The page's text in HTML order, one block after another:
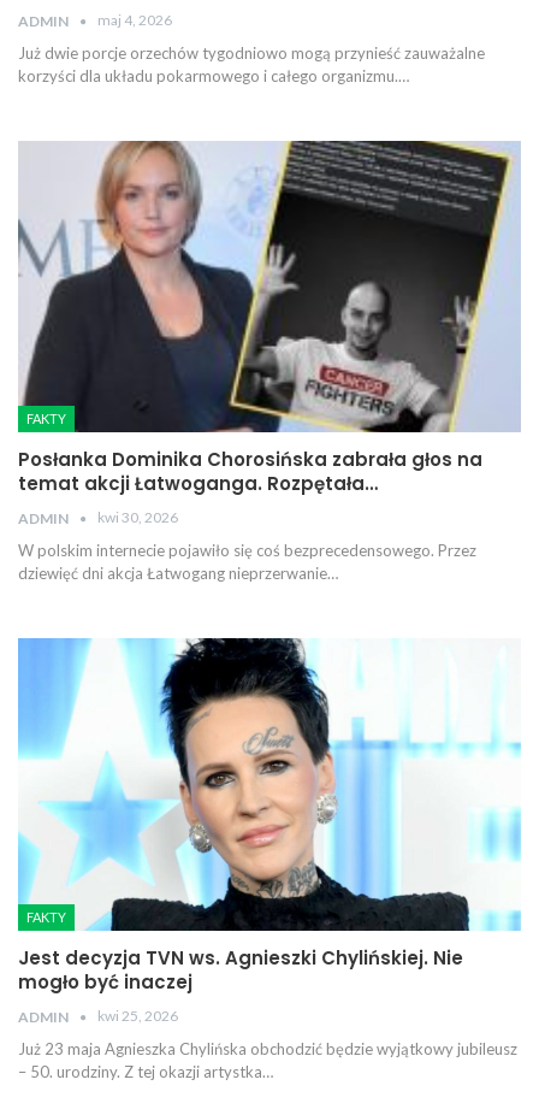
ADMIN maj 4, 2026
Już dwie porcje orzechów tygodniowo mogą przynieść zauważalne
korzyści dla układu pokarmowego i całego organizmu.…
FAKTY
Posłanka Dominika Chorosińska zabrała głos na
temat akcji Łatwoganga. Rozpętała…
ADMIN kwi 30, 2026
W polskim internecie pojawiło się coś bezprecedensowego. Przez
dziewięć dni akcja Łatwogang nieprzerwanie…
FAKTY
Jest decyzja TVN ws. Agnieszki Chylińskiej. Nie
mogło być inaczej
ADMIN kwi 25, 2026
Już 23 maja Agnieszka Chylińska obchodzić będzie wyjątkowy jubileusz
– 50. urodziny. Z tej okazji artystka…